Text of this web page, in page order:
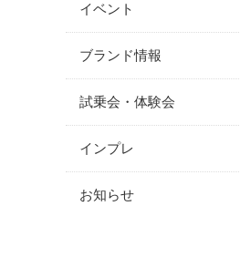
イベント
ブランド情報
試乗会・体験会
インプレ
お知らせ